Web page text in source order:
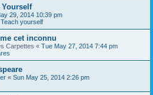
Yourself
29, 2014 10:39 pm
yourself
cet inconnu
Carpettes « Tue May 27, 2014 7:44 pm
« Sun May 25, 2014 2:26 pm